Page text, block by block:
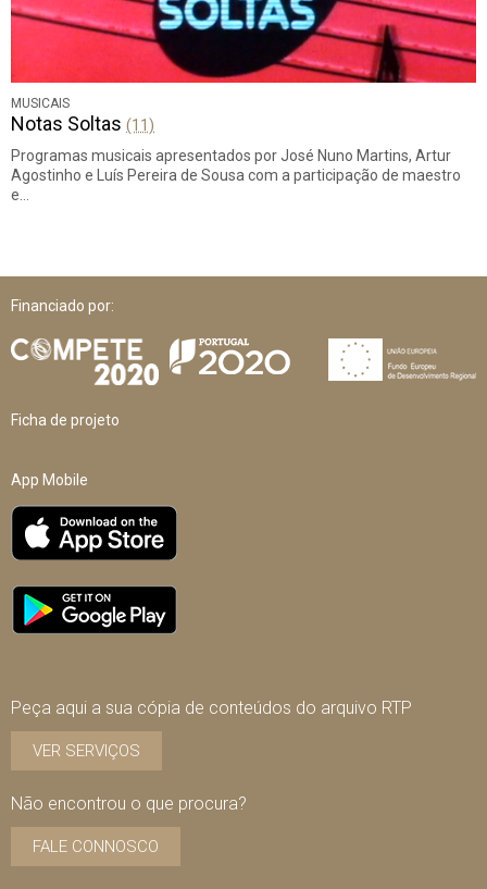
MUSICAIS
Notas Soltas (11)
Programas musicais apresentados por José Nuno Martins, Artur
Agostinho e Luís Pereira de Sousa com a participação de maestro
e…
Financiado por:
Ficha de projeto
App Mobile
Peça aqui a sua cópia de conteúdos do arquivo RTP
VER SERVIÇOS
Não encontrou o que procura?
FALE CONNOSCO